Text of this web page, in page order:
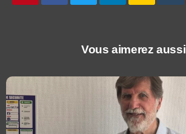
Vous aimerez aussi